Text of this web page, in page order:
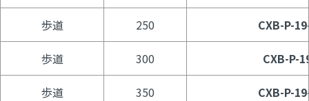
歩道 250 CXB-P-
歩道 300 CXB-P-
歩道 350 CXB-P-